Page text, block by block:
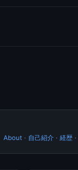
About · 自己紹介 · 経歴 ·